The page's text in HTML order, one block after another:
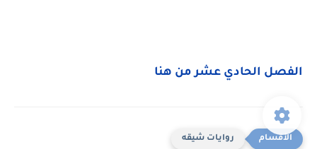
الفصل الحادي عشر من هنا
روايات شيقه